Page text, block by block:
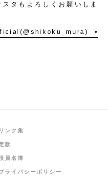
タもよろしくお願いしま
•
リンク集
款
員名簿
ライバシーポリシー